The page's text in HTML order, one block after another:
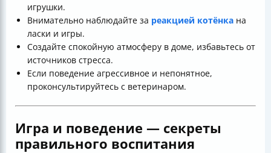
игрушки.
Внимательно наблюдайте за реакцией котёнка на
ласки и игры.
Создайте спокойную атмосферу в доме, избавьтесь от
источников стресса.
Если поведение агрессивное и непонятное,
проконсультируйтесь с ветеринаром.
Игра и поведение — секреты
правильного воспитания